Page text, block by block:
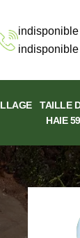
indisponible
indisponible
TAILLE
HAIE 59